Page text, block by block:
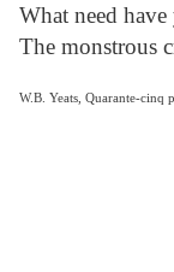
What need
The monstrous
W.B. Yeats, Quarante-cinq